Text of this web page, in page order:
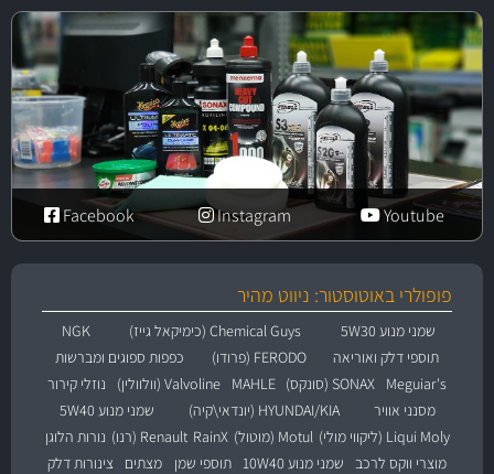
Youtube
Instagram
Facebook
פופולרי באוטוסטור: ניווט מהיר
שמני מנוע 5W30 Chemical Guys (כימיקאל גייז)
NGK
תוספי דלק ואוריאה
FERODO (פרודו)
כפפות ספוגים ומברשות
Meguiar's
SONAX (סונקס) MAHLE Valvoline (וולוולין)
נוזלי קירור
מסנני אוויר
HYUNDAI/KIA (יונדאי\קיה)
שמני מנוע 5W40
Liqui Moly (ליקווי מולי)
Motul (מוטול) RainX Renault (רנו)
נורות הלוגן
מוצרי ווקס לרכב
שמני מנוע 10W40 תוספי שמן מצתים
צינורות דלק